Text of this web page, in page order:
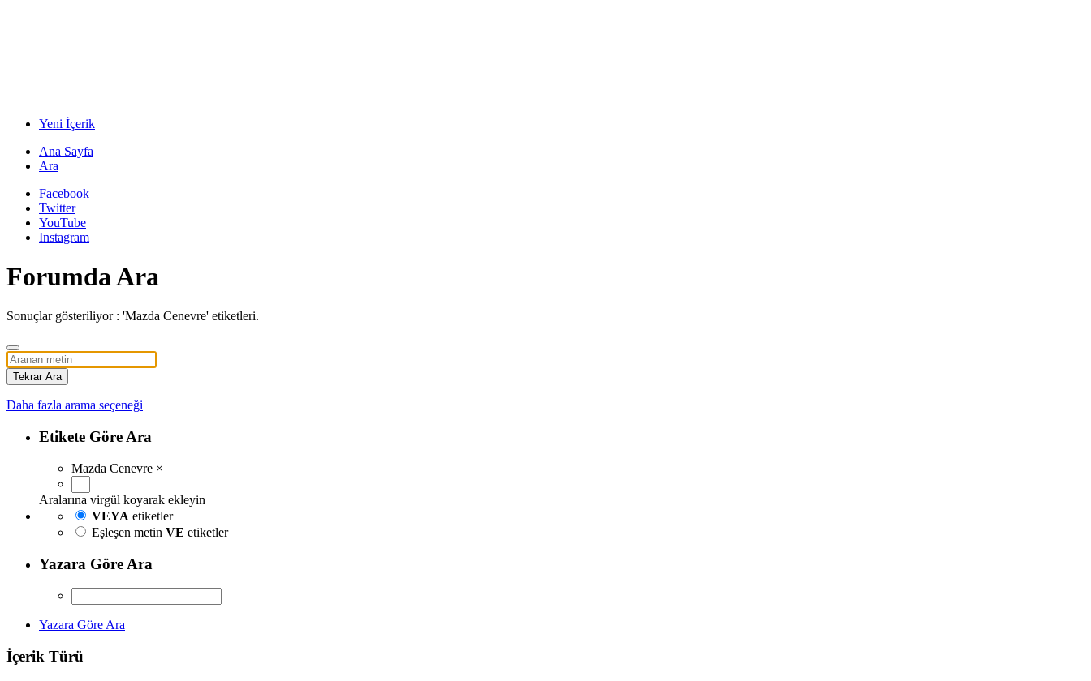
Yeni İçerik
Ana Sayfa
Ara
Facebook
Twitter
YouTube
Instagram
Forumda Ara
Sonuçlar gösteriliyor : 'Mazda Cenevre' etiketleri.
Tekrar Ara
Daha fazla arama seçeneği
Etikete Göre Ara
Mazda Cenevre ×
Aralarına virgül koyarak ekleyin
VEYA etiketler
Eşleşen metin VE etiketler
Yazara Göre Ara
Yazara Göre Ara
İçerik Türü